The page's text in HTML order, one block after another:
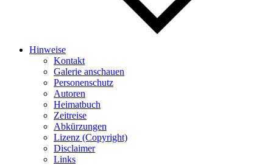
Hinweise
Kontakt
Galerie anschauen
Personenschutz
Autoren
Heimatbuch
Zeitreise
Abkürzungen
Lizenz (Copyright)
Disclaimer
Links